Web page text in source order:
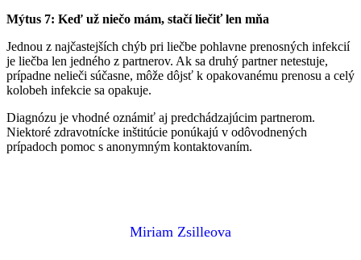
Mýtus 7: Keď už niečo mám, stačí liečiť len mňa
Jednou z najčastejších chýb pri liečbe pohlavne prenosných infekcií
je liečba len jedného z partnerov. Ak sa druhý partner netestuje,
prípadne nelieči súčasne, môže dôjsť k opakovanému prenosu a celý
kolobeh infekcie sa opakuje.
Diagnózu je vhodné oznámiť aj predchádzajúcim partnerom.
Niektoré zdravotnícke inštitúcie ponúkajú v odôvodnených
prípadoch pomoc s anonymným kontaktovaním.
Miriam Zsilleova